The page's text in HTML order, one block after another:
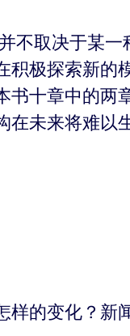
取决于某
极探索新
十章中的
未来将难以生
的变化？新